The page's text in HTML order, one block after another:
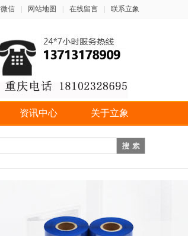
信 网站地图 在线留言 联系立象
资讯中心 关于立象